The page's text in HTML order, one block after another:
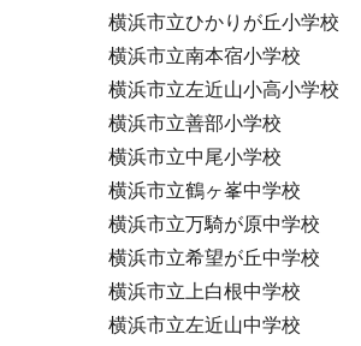
横浜市立ひかりが丘小学校
横浜市立南本宿小学校
横浜市立左近山小高小学校
横浜市立善部小学校
横浜市立中尾小学校
横浜市立鶴ヶ峯中学校
横浜市立万騎が原中学校
横浜市立希望が丘中学校
横浜市立上白根中学校
横浜市立左近山中学校